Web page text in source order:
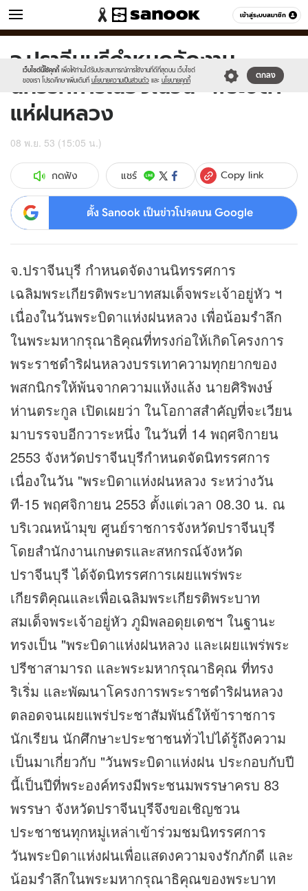
เข้าสู่ระบบสมาชิก
ข่าว หมวดอื่นๆ
เว็บไซต์นี้ใช้คุกกี้ เพื่อให้ท่านได้รับประสบการณ์การใช้งานที่ดีที่สุดบน เว็บไซต์
ของเรา โปรดศึกษาเพิ่มเติมที่ นโยบายความเป็นส่วนตัว และ นโยบายคุกกี้
ตกลง
Sanook
//s.isanook.com/sr/0/images/logo-
new-
sanook.png
600
60
จ.ปราจีนบุรีกำหนดจัดงาน
นิทรรศการเนื่องในวัน "พระบิดา
แห่ฝนหลวง
08 พ.ย. 53 (15:05 น.)
กดฟัง แชร์ Copy link
ตั้ง Sanook เป็นข่าวโปรดบน Google
จ.ปราจีนบุรี กำหนดจัดงานนิทรรศการ
เฉลิมพระเกียรติพระบาทสมเด็จพระเจ้าอยู่หัว ฯ
เนื่องในวันพระบิดาแห่งฝนหลวง เพื่อน้อมรำลึก
ในพระมหากรุณาธิคุณที่ทรงก่อให้เกิดโครงการ
พระราชดำริฝนหลวงบรรเทาความทุกยากของ
พสกนิกรให้พ้นจากความแห้งแล้ง นายศิริพงษ์
ห่านตระกูล เปิดเผยว่า ในโอกาสสำคัญที่จะเวียน
มาบรรจบอีกวาระหนึ่ง ในวันที่ 14 พฤศจิกายน
2553 จังหวัดปราจีนบุรีกำหนดจัดนิทรรศการ
เนื่องในวัน "พระบิดาแห่งฝนหลวง ระหว่างวัน
ที-15 พฤศจิกายน 2553 ตั้งแต่เวลา 08.30 น. ณ
บริเวณหน้ามุข ศูนย์ราชการจังหวัดปราจีนบุรี
โดยสำนักงานเกษตรและสหกรณ์จังหวัด
ปราจีนบุรี ได้จัดนิทรรศการเผยแพร่พระ
เกียรติคุณและเพื่อเฉลิมพระเกียรติพระบาท
สมเด็จพระเจ้าอยู่หัว ภูมิพลอดุยเดชฯ ในฐานะ
ทรงเป็น "พระบิดาแห่งฝนหลวง และเผยแพร่พระ
ปรีชาสามารถ และพระมหากรุณาธิคุณ ที่ทรง
ริเริ่ม และพัฒนาโครงการพระราชดำริฝนหลวง
ตลอดจนเผยแพร่ประชาสัมพันธ์ให้ข้าราชการ
นักเรียน นักศึกษาะประชาชนทั่วไปได้รู้ถึงความ
เป็นมาเกี่ยวกับ "วันพระบิดาแห่งฝน ประกอบกับปี
นี้เป็นปีที่พระองค์ทรงมีพระชนมพรรษาครบ 83
พรรษา จังหวัดปราจีนบุรีจึงขอเชิญชวน
ประชาชนทุกหมู่เหล่าเข้าร่วมชมนิทรรศการ
วันพระบิดาแห่งฝนเพื่อแสดงความจงรักภักดี และ
น้อมรำลึกในพระมหากรุณาธิคุณของพระบาท